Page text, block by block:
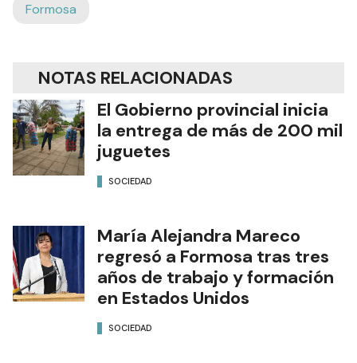
Formosa
NOTAS RELACIONADAS
El Gobierno provincial inicia
la entrega de más de 200 mil
juguetes
SOCIEDAD
María Alejandra Mareco
regresó a Formosa tras tres
años de trabajo y formación
en Estados Unidos
SOCIEDAD